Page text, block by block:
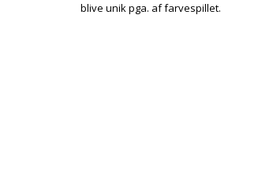
blive unik pga. af farvespillet.